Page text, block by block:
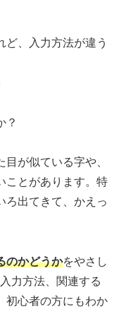
ど、入力方法が違う
？
が似ている字や、
ことがあります。特
ろ出てきて、かえっ
のかどうかをやさし
力方法、関連する
初心者の方にもわか